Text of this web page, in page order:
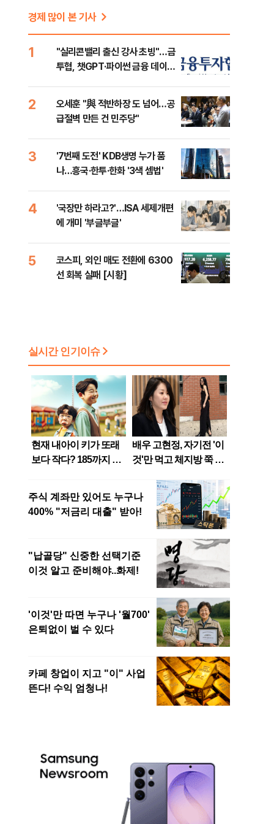
경제 많이 본 기사
1
"실리콘밸리 출신 강사 초빙"…금
투협, 챗GPT·파이썬 금융 데이터
2
오세훈 "與 적반하장 도 넘어…공
급절벽 만든 건 민주당"
3
'7번째 도전' KDB생명 누가 품
나…흥국·한투·한화 '3색 셈법'
4
'국장만 하라고?'…ISA 세제개편
에 개미 '부글부글'
5
코스피, 외인 매도 전환에 6300
선 회복 실패 [시황]